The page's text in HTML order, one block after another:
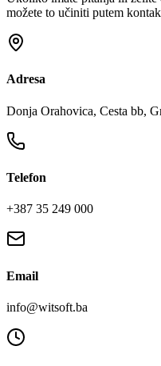
možete to učiniti putem
Adresa
Donja Orahovica, Cesta bb,
Telefon
+387 35 249 000
Email
info@witsoft.ba